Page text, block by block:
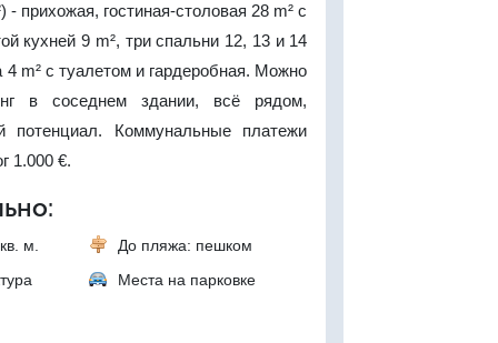
- прихожая, гостиная-столовая 28 m² с
кухней 9 m², три спальни 12, 13 и 14
4 m² с туалетом и гардеробная. Можно
в соседнем здании, всё рядом,
потенциал. Коммунальные платежи
1.000 €.
м.
До пляжа: пешком
Места на парковке